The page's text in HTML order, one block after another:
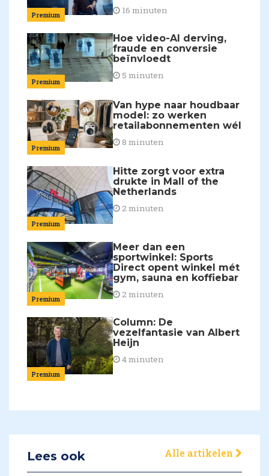
Premium 16 minuten
Premium
Hoe video-AI derving,
fraude en conversie
beïnvloedt
5 minuten
Premium
Van hype naar houdbaar
model: zo werken
retailabonnementen wél
8 minuten
Premium
Hitte zorgt voor extra
drukte in Mall of the
Netherlands
2 minuten
Premium
Meer dan een
sportwinkel: Sports
Direct opent winkel mét
gym, sauna en koffiebar
2 minuten
Premium
Column: De
vezelfantasie van Albert
Heijn
4 minuten
Lees ook Alle artikelen